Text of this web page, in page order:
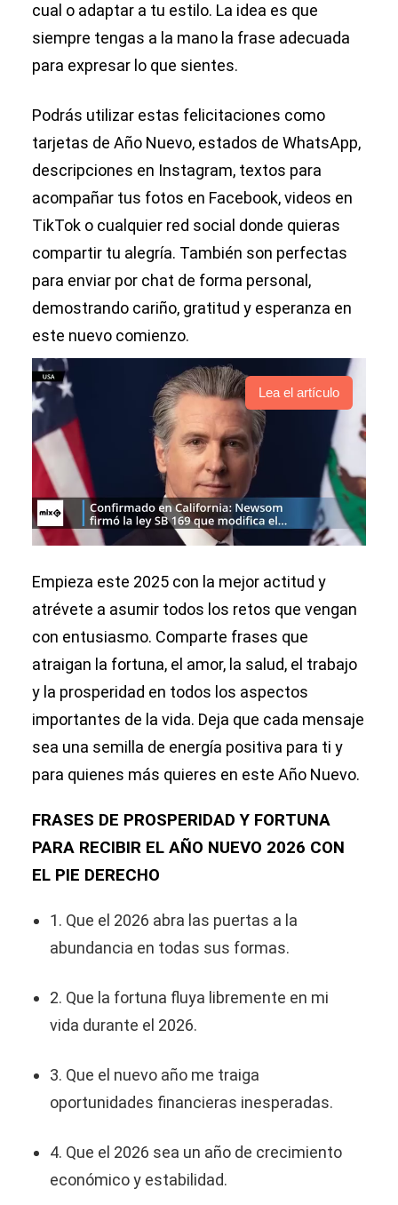
cual o adaptar a tu estilo. La idea es que
siempre tengas a la mano la frase adecuada
para expresar lo que sientes.
Podrás utilizar estas felicitaciones como
tarjetas de Año Nuevo, estados de WhatsApp,
descripciones en Instagram, textos para
acompañar tus fotos en Facebook, videos en
TikTok o cualquier red social donde quieras
compartir tu alegría. También son perfectas
para enviar por chat de forma personal,
demostrando cariño, gratitud y esperanza en
este nuevo comienzo.
Lea el artículo
Empieza este 2025 con la mejor actitud y
atrévete a asumir todos los retos que vengan
con entusiasmo. Comparte frases que
atraigan la fortuna, el amor, la salud, el trabajo
y la prosperidad en todos los aspectos
importantes de la vida. Deja que cada mensaje
sea una semilla de energía positiva para ti y
para quienes más quieres en este Año Nuevo.
FRASES DE PROSPERIDAD Y FORTUNA
PARA RECIBIR EL AÑO NUEVO 2026 CON
EL PIE DERECHO
1. Que el 2026 abra las puertas a la
abundancia en todas sus formas.
2. Que la fortuna fluya libremente en mi
vida durante el 2026.
3. Que el nuevo año me traiga
oportunidades financieras inesperadas.
4. Que el 2026 sea un año de crecimiento
económico y estabilidad.